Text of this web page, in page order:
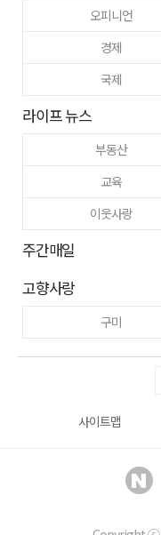
오피니언
경제
국제
라이프 뉴스
부동산
교육
이웃사랑
주간매일
고향사랑
구미
사이트맵